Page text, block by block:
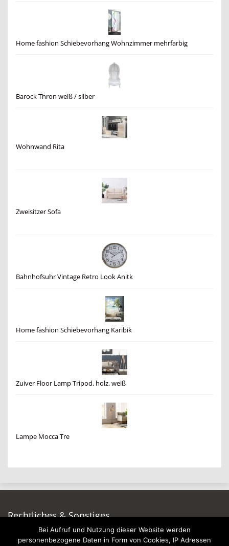
Home fashion Schiebevorhang Wohnzimmer mehrfarbig
Barock Thron weiß / silber
Wohnwand Rita
Zweisitzer Sofa
Bahnhofsuhr Vintage Retro Look Anitk
Home fashion Schiebevorhang Karibik
Zuiver Floor Lamp Tripod, holz, weiß
Lampe Mocca Tre
Rechtliches & Sonstiges
Auf dieser Seite werben
Bei Aufruf und Nutzung dieser Website werden
personenbezogene Daten in Form von Cookies, IP Adressen